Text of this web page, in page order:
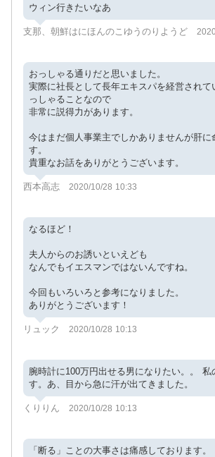
ウィン行きたいなあ
支那、朝鮮はにほんのこゆうのりようど
おっしゃる通りだと思いました。
実際に社長として長年エキスパを経営されて
っしゃることなので
非常に説得力があります。
今はまだ個人事業主でしかありませんが肝に
す。
貴重なお話をありがとうございます。
西本高志 2020/10/28 10:33
なるほど！
夫人からのお誘いといえども
なんでもイエスマンではないんですね。
今回もいろいろと参考になりました。
ありがとうございます！
リュック 2020/10/28 10:13
腕時計に100万円出せる男になりたい。。 私
す。あ、目から急に汗が出てきました。
くりりん 2020/10/28 10:13
「断る」ことの大事さは痛感しております。